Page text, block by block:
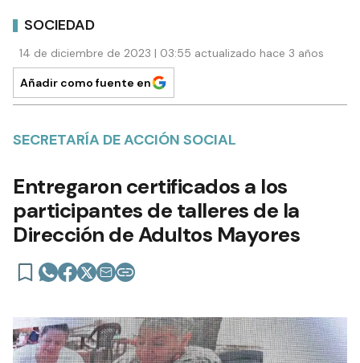
SOCIEDAD
14 de diciembre de 2023 | 03:55 actualizado hace 3 años
Añadir como fuente en
SECRETARÍA DE ACCIÓN SOCIAL
Entregaron certificados a los
participantes de talleres de la
Dirección de Adultos Mayores